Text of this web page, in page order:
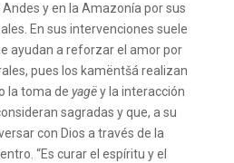
y en la Amazonía por sus
En sus intervenciones suele
ayudan a reforzar el amor por
pues los kamëntšá realizan
la toma de yagëy la interacción
sagradas y que, a su
con Dios a través de la
“Es curar el espíritu y el